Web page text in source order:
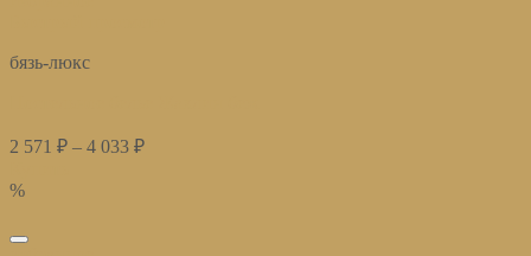
бязь-люкс
2 571 ₽ – 4 033 ₽
%